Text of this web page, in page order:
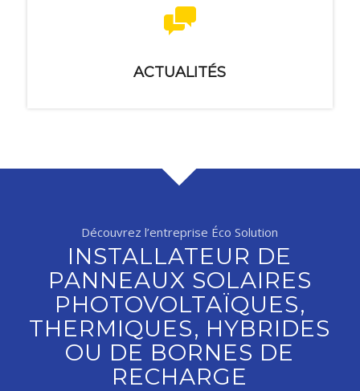
ACTUALITÉS
Découvrez l’entreprise Éco Solution
INSTALLATEUR DE
PANNEAUX SOLAIRES
PHOTOVOLTAÏQUES,
THERMIQUES, HYBRIDES
OU DE BORNES DE
RECHARGE